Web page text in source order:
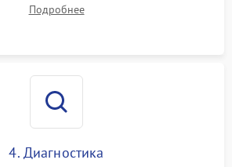
Подробнее
4. Диагностика